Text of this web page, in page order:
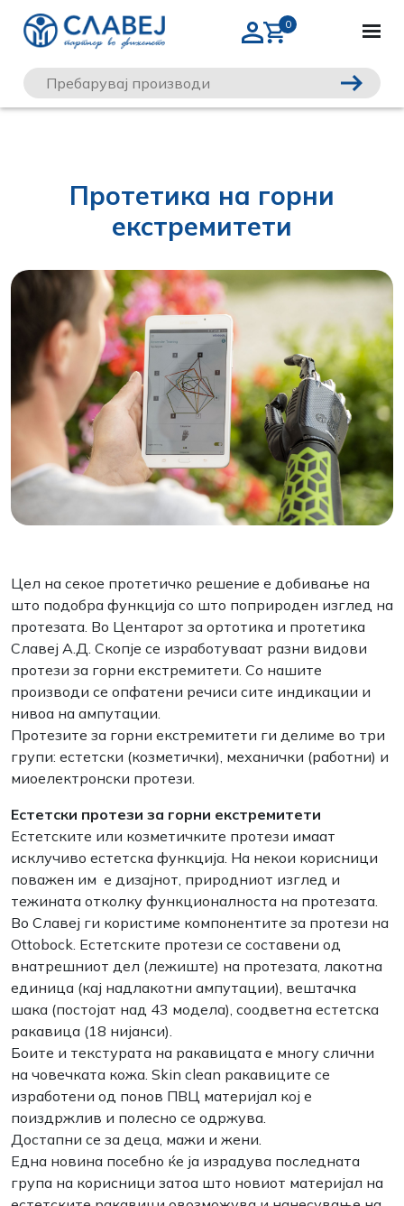
Протетика на горни
екстремитети
Цел на секое протетичко решение е добивање на
што подобра функција со што поприроден изглед на
протезата. Во Центарот за ортотика и протетика
Славеј А.Д. Скопје се изработуваат разни видови
протези за горни екстремитети. Со нашите
производи се опфатени речиси сите индикации и
нивоа на ампутации.
Протезите за горни екстремитети ги делиме во три
групи: естетски (козметички), механички (работни) и
миоелектронски протези.
Естетски протези за горни екстремитети
Естетските или козметичките протези имаат
исклучиво естетска функција. На некои корисници
поважен им е дизајнот, природниот изглед и
тежината отколку функционалноста на протезата.
Во Славеј ги користиме компонентите за протези на
Ottobock. Естетските протези се составени од
внатрешниот дел (лежиште) на протезата, лакотна
единица (кај надлакотни ампутации), вештачка
шака (постојат над 43 модела), соодветна естетска
ракавица (18 нијанси).
Боите и текстурата на ракавицата е многу слични
на човечката кожа. Skin clean ракавиците се
изработени од понов ПВЦ материјал кој е
поиздржлив и полесно се одржува.
Достапни се за деца, мажи и жени.
Една новина посебно ќе ја израдува последната
група на корисници затоа што новиот материјал на